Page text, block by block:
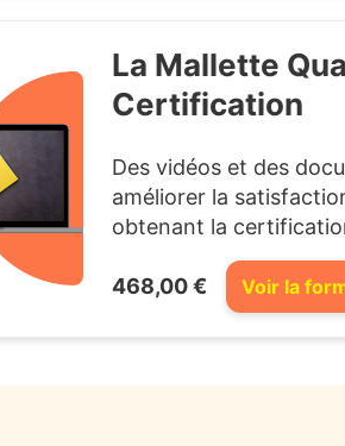
La Mallette
Certification
Des vidéos et des
améliorer la
obtenant la
468,00 € Voir la